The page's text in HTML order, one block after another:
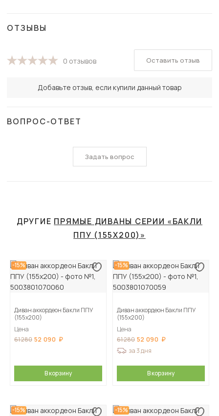
ОТЗЫВЫ
0 отзывов
Добавьте отзыв, если купили данный товар
Оставить отзыв
ВОПРОС-ОТВЕТ
Задать вопрос
ДРУГИЕ ПРЯМЫЕ ДИВАНЫ СЕРИИ «БАКЛИ
ППУ (155Х200)»
-15%
Диван аккордеон Бакли ППУ
(155х200)
Цена
61 280 52 090
В корзину
-15%
Диван аккордеон Бакли ППУ
(155х200)
Цена
61 280 52 090
за 3 дня
В корзину
-15% -15%